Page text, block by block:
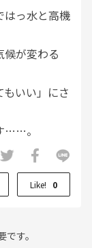
はっ水と高機
が変わる
いい」にさ
……。
Like! 0
です。